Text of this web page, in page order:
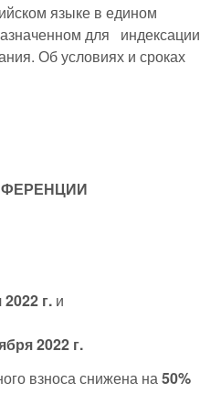
языке в едином
для индексации
Об условиях и сроках
г. и
2022 г.
взноса снижена на50%